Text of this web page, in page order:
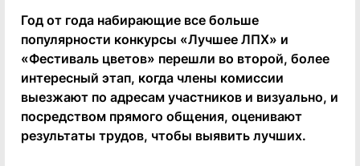
Год от года набирающие все больше
популярности конкурсы «Лучшее ЛПХ» и
«Фестиваль цветов» перешли во второй, более
интересный этап, когда члены комиссии
выезжают по адресам участников и визуально, и
посредством прямого общения, оценивают
результаты трудов, чтобы выявить лучших.